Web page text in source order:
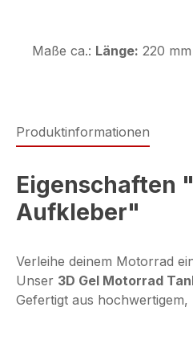
Maße ca.: Länge: 220 mm
Produktinformationen
Eigenschaften
Aufkleber"
Verleihe deinem Motorrad
Unser 3D Gel Motorrad
Gefertigt aus